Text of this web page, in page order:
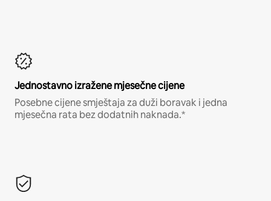
Jednostavno izražene mjesečne cijene
Posebne cijene smještaja za duži boravak i jedna
mjesečna rata bez dodatnih naknada.*